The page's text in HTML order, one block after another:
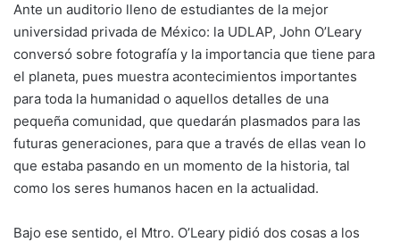
Ante un auditorio lleno de estudiantes de la mejor
universidad privada de México: la UDLAP, John O’Leary
conversó sobre fotografía y la importancia que tiene para
el planeta, pues muestra acontecimientos importantes
para toda la humanidad o aquellos detalles de una
pequeña comunidad, que quedarán plasmados para las
futuras generaciones, para que a través de ellas vean lo
que estaba pasando en un momento de la historia, tal
como los seres humanos hacen en la actualidad.
Bajo ese sentido, el Mtro. O’Leary pidió dos cosas a los